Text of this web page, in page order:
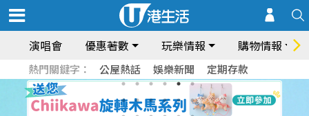
演唱會 優惠著數 玩樂情報 購物情報
熱門關鍵字： 公屋熱話 娛樂新聞 定期存款